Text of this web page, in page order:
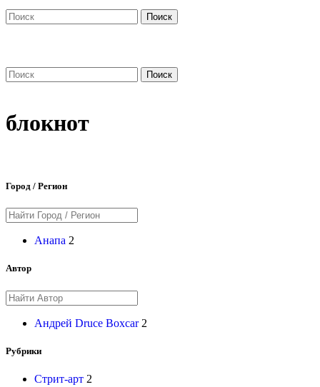
Поиск
Поиск
блокнот
Город / Регион
Анапа 2
Автор
Андрей Druce Boxcar 2
Рубрики
Стрит-арт 2